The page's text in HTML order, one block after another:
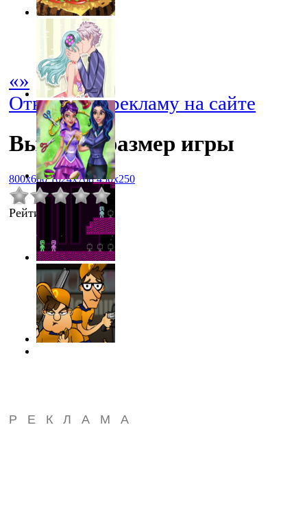
«»
Отключить рекламу на сайте
Выбрать размер игры
800x600 1024x768 450x250
Рейтинг
РЕКЛАМА